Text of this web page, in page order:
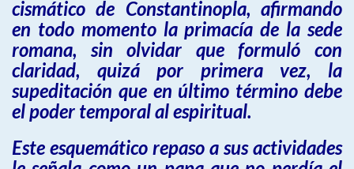
cismático de Constantinopla, afirmando
en todo momento la primacía de la sede
romana, sin olvidar que formuló con
claridad, quizá por primera vez, la
supeditación que en último término debe
el poder temporal al espiritual.
Este esquemático repaso a sus actividades